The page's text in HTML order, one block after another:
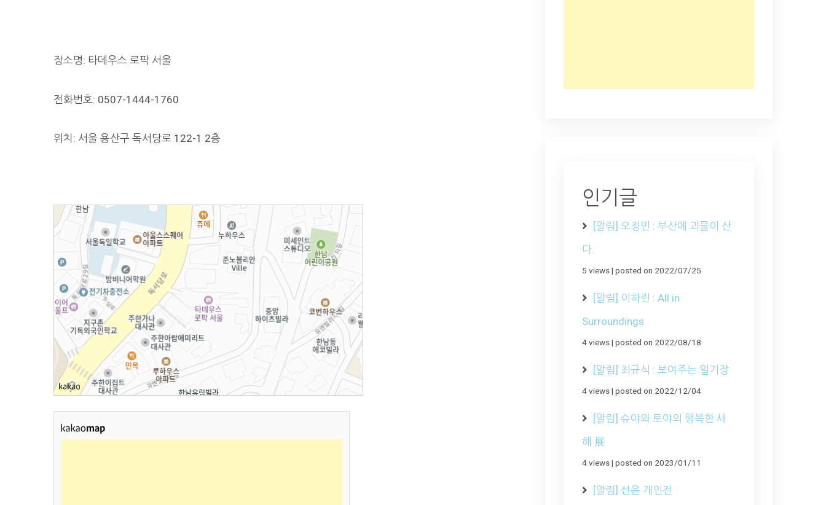
장소명: 타데우스 로팍 서울
전화번호: 0507-1444-1760
위치: 서울 용산구 독서당로 122-1 2층
인기글
[알림] 오정민 : 부산에 괴물이 산
다.
5 views| posted on 2022/07/25
[알림] 이하린 : All in
Surroundings
4 views| posted on 2022/08/18
[알림] 최규식 : 보여주는 일기장
4 views| posted on 2022/12/04
[알림] 슈야와 토야의 행복한 새
해 展
4 views| posted on 2023/01/11
[알림] 선윤 개인전